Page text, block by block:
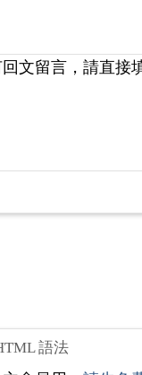
文留言，請直接
語法